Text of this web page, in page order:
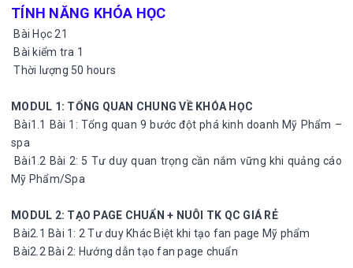
TÍNH NĂNG KHÓA HỌC
Bài Học 21
Bài kiểm tra 1
Thời lượng 50 hours
MODUL 1: TỔNG QUAN CHUNG VỀ KHÓA HỌC
Bài1.1 Bài 1: Tổng quan 9 bước đột phá kinh doanh Mỹ Phẩm –
spa
Bài1.2 Bài 2: 5 Tư duy quan trọng cần nắm vững khi quảng cáo
Mỹ Phẩm/Spa
MODUL 2: TẠO PAGE CHUẨN + NUÔI TK QC GIÁ RẺ
Bài2.1 Bài 1: 2 Tư duy Khác Biệt khi tạo fan page Mỹ phẩm
Bài2.2 Bài 2: Hướng dẫn tạo fan page chuẩn